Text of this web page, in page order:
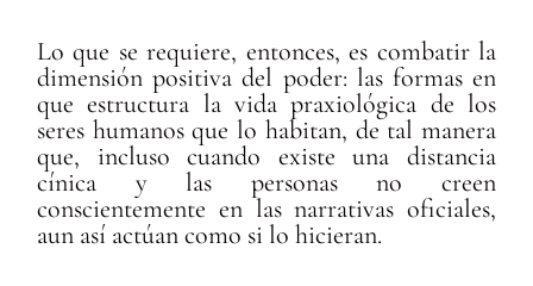
Lo que se requiere, entonces, es combatir la
dimensión positiva del poder: las formas en
que estructura la vida praxiológica de los
seres humanos que lo habitan, de tal manera
que, incluso cuando existe una distancia
cínica y las personas no creen
conscientemente en las narrativas oficiales,
aun así actúan como si lo hicieran.